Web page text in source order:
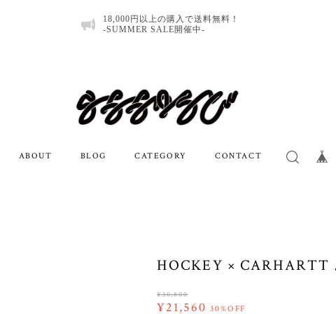
18,000円以上の購入で送料無料！
-SUMMER SALE開催中-
ABOUT BLOG CATEGORY CONTACT
HOCKEY ×
¥30,800
¥21,560 30%OFF